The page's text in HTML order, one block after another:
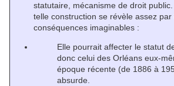
statutaire, mécanisme de droit public.
telle construction se révèle assez
conséquences imaginables :
Elle pourrait affecter le statut
donc celui des Orléans eux-
époque récente (de 1886 à
absurde.